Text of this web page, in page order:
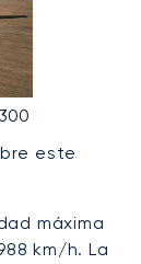
este
máxima
km/h. La